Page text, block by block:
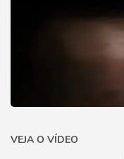
VEJA O VÍDEO